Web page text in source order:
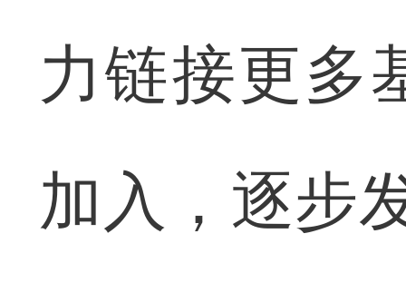
力链接更多
加入，逐步